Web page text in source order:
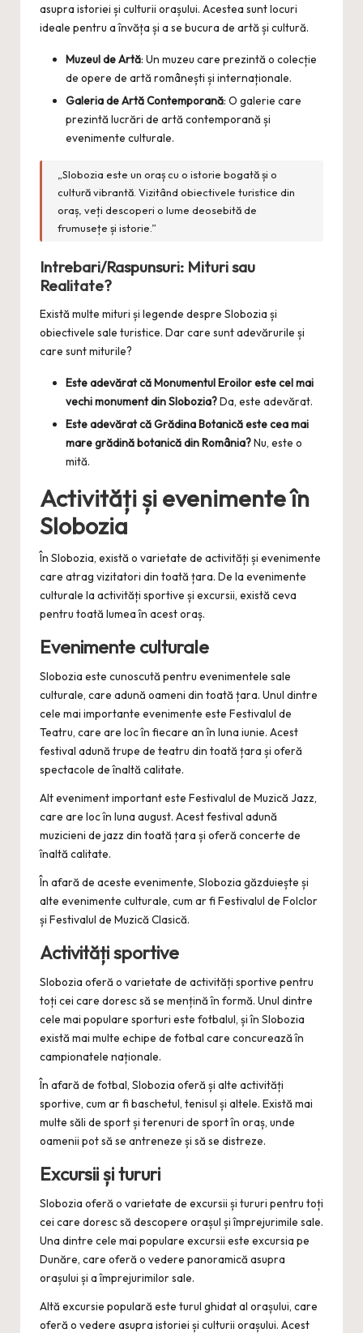
asupra istoriei și culturii orașului. Acestea sunt locuri
ideale pentru a învăța și a se bucura de artă și cultură.
Muzeul de Artă: Un muzeu care prezintă o colecție
de opere de artă românești și internaționale.
Galeria de Artă Contemporană: O galerie care
prezintă lucrări de artă contemporană și
evenimente culturale.
„Slobozia este un oraș cu o istorie bogată și o
cultură vibrantă. Vizitând obiectivele turistice din
oraș, veți descoperi o lume deosebită de
frumusețe și istorie.”
Intrebari/Raspunsuri: Mituri sau
Realitate?
Există multe mituri și legende despre Slobozia și
obiectivele sale turistice. Dar care sunt adevărurile și
care sunt miturile?
Este adevărat că Monumentul Eroilor este cel mai
vechi monument din Slobozia?Da, este adevărat.
Este adevărat că Grădina Botanică este cea mai
mare grădină botanică din România?Nu, este o
mită.
Activități și evenimente în
Slobozia
În Slobozia, există o varietate de activități și evenimente
care atrag vizitatori din toată țara. De la evenimente
culturale la activități sportive și excursii, există ceva
pentru toată lumea în acest oraș.
Evenimente culturale
Slobozia este cunoscută pentru evenimentele sale
culturale, care adună oameni din toată țara. Unul dintre
cele mai importante evenimente este Festivalul de
Teatru, care are loc în fiecare an în luna iunie. Acest
festival adună trupe de teatru din toată țara și oferă
spectacole de înaltă calitate.
Alt eveniment important este Festivalul de Muzică Jazz,
care are loc în luna august. Acest festival adună
muzicieni de jazz din toată țara și oferă concerte de
înaltă calitate.
În afară de aceste evenimente, Slobozia găzduiește și
alte evenimente culturale, cum ar fi Festivalul de Folclor
și Festivalul de Muzică Clasică.
Activități sportive
Slobozia oferă o varietate de activități sportive pentru
toți cei care doresc să se mențină în formă. Unul dintre
cele mai populare sporturi este fotbalul, și în Slobozia
există mai multe echipe de fotbal care concurează în
campionatele naționale.
În afară de fotbal, Slobozia oferă și alte activități
sportive, cum ar fi baschetul, tenisul și altele. Există mai
multe săli de sport și terenuri de sport în oraș, unde
oamenii pot să se antreneze și să se distreze.
Excursii și tururi
Slobozia oferă o varietate de excursii și tururi pentru toți
cei care doresc să descopere orașul și împrejurimile sale.
Una dintre cele mai populare excursii este excursia pe
Dunăre, care oferă o vedere panoramică asupra
orașului și a împrejurimilor sale.
Altă excursie populară este turul ghidat al orașului, care
oferă o vedere asupra istoriei și culturii orașului. Acest